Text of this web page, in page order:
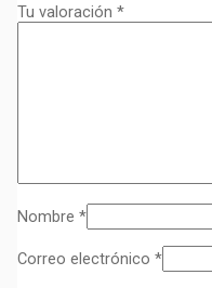
Tu valoración *
Nombre *
Correo electrónico *